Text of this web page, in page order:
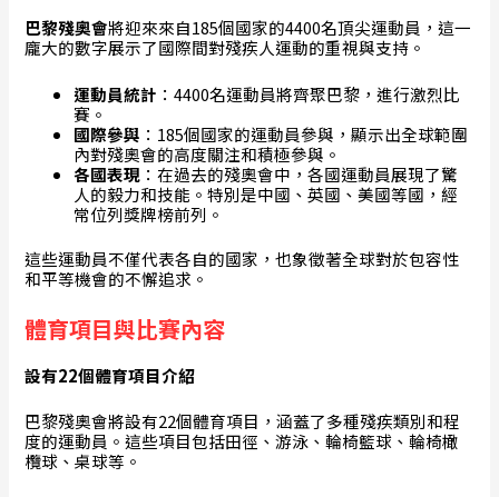
巴黎殘奧會將迎來來自185個國家的4400名頂尖運動員，這一
龐大的數字展示了國際間對殘疾人運動的重視與支持。
運動員統計 ：4400名運動員將齊聚巴黎，進行激烈比
賽。
國際參與 ：185個國家的運動員參與，顯示出全球範圍
內對殘奧會的高度關注和積極參與。
各國表現 ：在過去的殘奧會中，各國運動員展現了驚
人的毅力和技能。特別是中國、英國、美國等國，經
常位列獎牌榜前列。
這些運動員不僅代表各自的國家，也象徵著全球對於包容性
和平等機會的不懈追求。
體育項目與比賽內容
設有22個體育項目介紹
巴黎殘奧會將設有22個體育項目，涵蓋了多種殘疾類別和程
度的運動員。這些項目包括田徑、游泳、輪椅籃球、輪椅橄
欖球、桌球等。